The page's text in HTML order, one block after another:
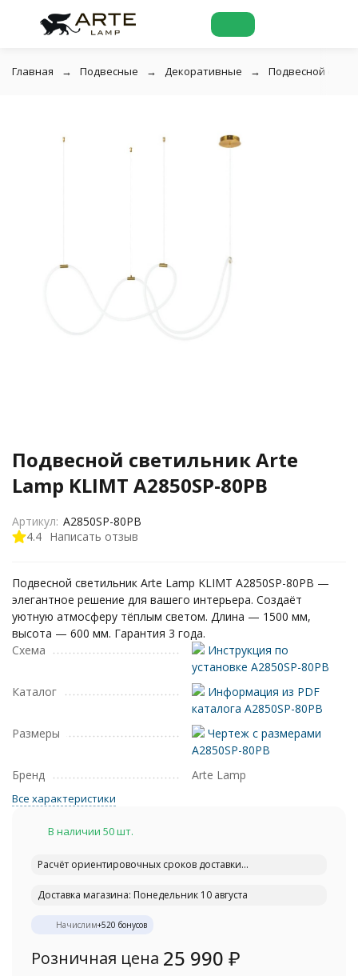
Главная Подвесные Декоративные Подвесной
Подвесной светильник Arte
Lamp KLIMT A2850SP-80PB
4.4 Написать отзыв
Артикул: A2850SP-80PB
Подвесной светильник Arte Lamp KLIMT A2850SP-80PB —
элегантное решение для вашего интерьера. Создаёт
уютную атмосферу тёплым светом. Длина — 1500 мм,
высота — 600 мм. Гарантия 3 года.
Схема
Инструкция по
установке A2850SP-80PB
Каталог
Информация из PDF
каталога A2850SP-80PB
Размеры
Чертеж с размерами
A2850SP-80PB
Бренд
Arte Lamp
Все характеристики
В наличии 50 шт.
Расчёт ориентировочных сроков доставки...
Доставка магазина: Понедельник 10 августа
Начислим+520 бонусов
Розничная цена 25 990 ₽